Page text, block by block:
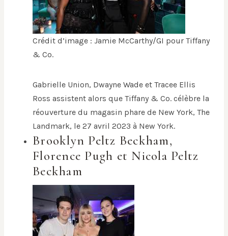
Crédit d’image : Jamie McCarthy/GI pour Tiffany
& Co.
Gabrielle Union, Dwayne Wade et Tracee Ellis
Ross assistent alors que Tiffany & Co. célèbre la
réouverture du magasin phare de New York, The
Landmark, le 27 avril 2023 à New York.
Brooklyn Peltz Beckham,
Florence Pugh et Nicola Peltz
Beckham